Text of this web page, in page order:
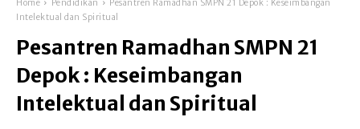
Home Pendidikan
Pesantren Ramadhan SMPN 21 Depok : Keseimbangan
Intelektual dan Spiritual
Pesantren Ramadhan SMPN 21
Depok : Keseimbangan
Intelektual dan Spiritual